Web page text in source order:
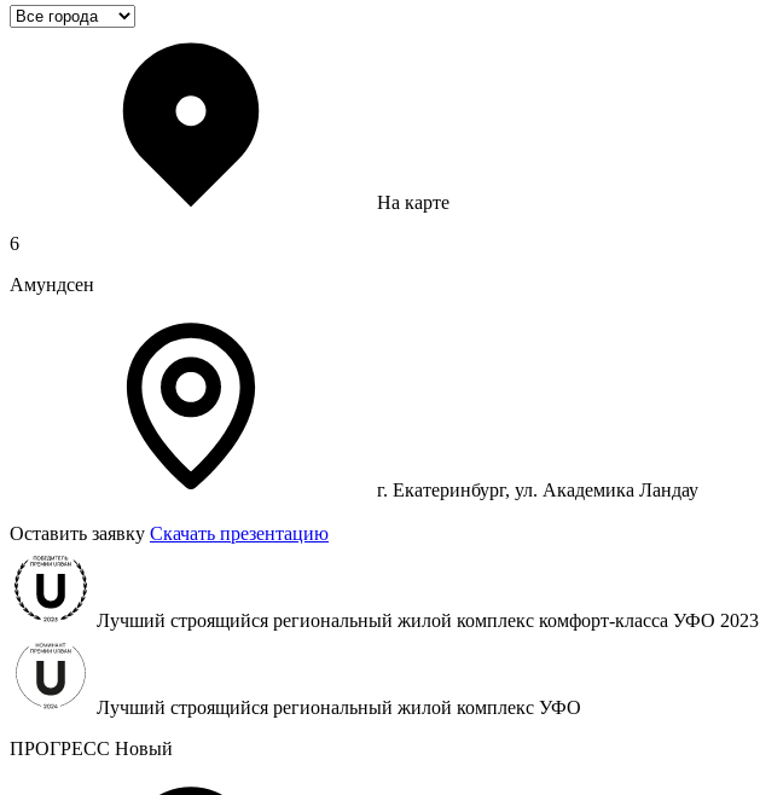
На карте
6
Амундсен
г. Екатеринбург, ул. Академика Ландау
Оставить заявку Скачать презентацию
Лучший строящийся региональный жилой комплекс комфорт-класса УФО 2023
Лучший строящийся региональный жилой комплекс УФО
ПРОГРЕСС Новый